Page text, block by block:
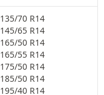
135/70 R14
145/65 R14
165/50 R14
165/55 R14
175/50 R14
185/50 R14
195/40 R14